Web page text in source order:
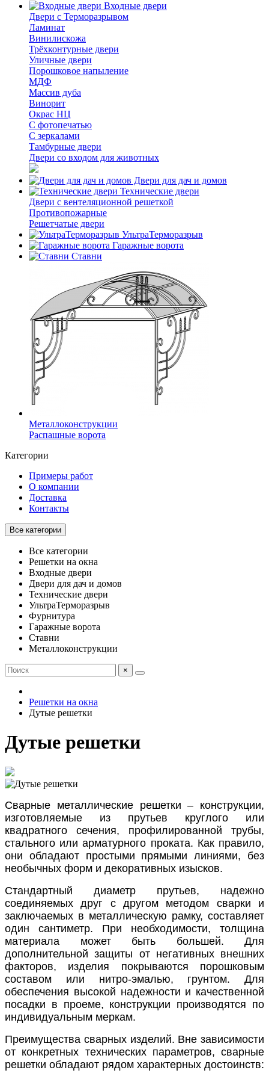
Входные двери
Двери с Терморазрывом
Ламинат
Винилискожа
Трёхконтурные двери
Уличные двери
Порошковое напыление
МДФ
Массив дуба
Винорит
Окрас НЦ
С фотопечатью
С зеркалами
Тамбурные двери
Двери со входом для животных
Двери для дач и домов
Технические двери
Двери с вентеляционной решеткой
Противопожарные
Решетчатые двери
УльтраТерморазрыв
Гаражные ворота
Ставни
Металлоконструкции
Распашные ворота
Категории
Примеры работ
О компании
Доставка
Контакты
Все категории
Все категории
Решетки на окна
Входные двери
Двери для дач и домов
Технические двери
УльтраТерморазрыв
Фурнитура
Гаражные ворота
Ставни
Металлоконструкции
×
Решетки на окна
Дутые решетки
Дутые решетки
Сварные металлические решетки – конструкции,
изготовляемые из прутьев круглого или
квадратного сечения, профилированной трубы,
стального или арматурного проката. Как правило,
они обладают простыми прямыми линиями, без
необычных форм и декоративных изысков.
Стандартный диаметр прутьев, надежно
соединяемых друг с другом методом сварки и
заключаемых в металлическую рамку, составляет
один сантиметр. При необходимости, толщина
материала может быть большей. Для
дополнительной защиты от негативных внешних
факторов, изделия покрываются порошковым
составом или нитро-эмалью, грунтом. Для
обеспечения высокой надежности и качественной
посадки в проеме, конструкции производятся по
индивидуальным меркам.
Преимущества сварных изделий. Вне зависимости
от конкретных технических параметров, сварные
решетки обладают рядом характерных достоинств: